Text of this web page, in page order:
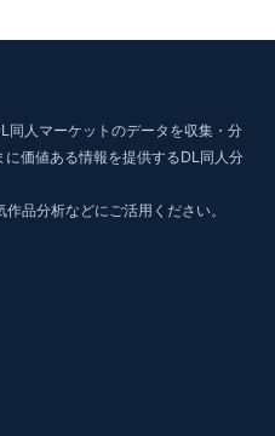
同人マーケットのデータを収集・分
価値ある情報を提供するDL同人分
品分析などにご活用ください。